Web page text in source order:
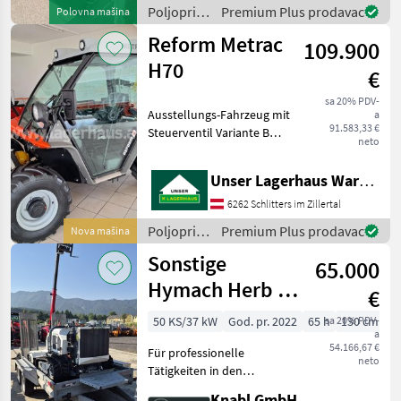
Polovna mašina
bei
Poljoprivredni
motorni
strojevi /
Reform
Premium Plus prodavac
Nova mašina
Reform Metrac
H70
109.900
€
sa 20% PDV-
a
91.583,33 €
neto
Ausstellungs-Fahrzeug mit
Steuerventil Variante B
Heckhubwerk
einfachwirkend m.
Schwingungsdämpfung
Kabine mit Heizung und
Klima Bereifung 31x15.50-1
Unser Lagerhaus Warenhandelsges.m.b.H.
6262 Schlitters im Zillertal
Poljoprivredni
motorni
strojevi /
Reform
Premium Plus prodavac
Sonstige
Hymach Herb HY
50LE
65.000
€
sa 20% PDV-
a
54.166,67 €
neto
50 KS/37 kW God. pr. 2022 65 h
130 cm
Für professionelle
Tätigkeiten in den